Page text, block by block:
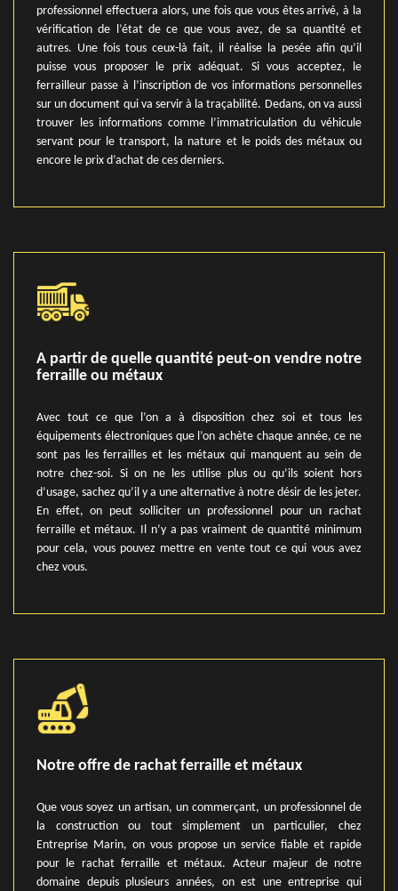
professionnel effectuera alors, une fois que vous êtes arrivé, à la
vérification de l’état de ce que vous avez, de sa quantité et
autres. Une fois tous ceux-là fait, il réalise la pesée afin qu’il
puisse vous proposer le prix adéquat. Si vous acceptez, le
ferrailleur passe à l’inscription de vos informations personnelles
sur un document qui va servir à la traçabilité. Dedans, on va aussi
trouver les informations comme l’immatriculation du véhicule
servant pour le transport, la nature et le poids des métaux ou
encore le prix d’achat de ces derniers.
A partir de quelle quantité peut-on vendre notre
ferraille ou métaux
Avec tout ce que l’on a à disposition chez soi et tous les
équipements électroniques que l’on achète chaque année, ce ne
sont pas les ferrailles et les métaux qui manquent au sein de
notre chez-soi. Si on ne les utilise plus ou qu’ils soient hors
d’usage, sachez qu’il y a une alternative à notre désir de les jeter.
En effet, on peut solliciter un professionnel pour un rachat
ferraille et métaux. Il n’y a pas vraiment de quantité minimum
pour cela, vous pouvez mettre en vente tout ce qui vous avez
chez vous.
Notre offre de rachat ferraille et métaux
Que vous soyez un artisan, un commerçant, un professionnel de
la construction ou tout simplement un particulier, chez
Entreprise Marin, on vous propose un service fiable et rapide
pour le rachat ferraille et métaux. Acteur majeur de notre
domaine depuis plusieurs années, on est une entreprise qui